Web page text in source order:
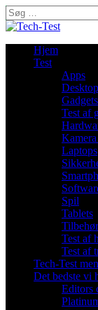
Søg
efter:
Hjem
Test
Apps
Gadgets
Test af
Laptops
Spil
Tablets
Tilbehør
Test af
Test af
Tech-Test
Det bedste vi
Editors